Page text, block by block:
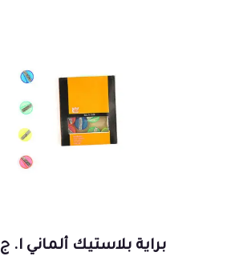
براية بلاستيك ألماني ا. ج 111